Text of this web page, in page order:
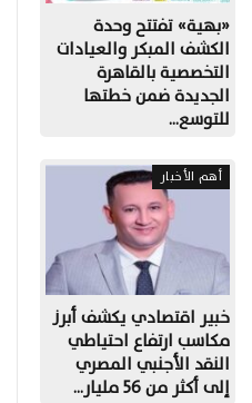
«بهية» تفتتح وحدة
الكشف المبكر والعيادات
التخصصية بالقاهرة
الجديدة ضمن خطتها
للتوسع…
أهم الأخبار
خبير اقتصادي يكشف أبرز
مكاسب ارتفاع احتياطي
النقد الأجنبي المصري
إلى أكثر من 56 مليار…